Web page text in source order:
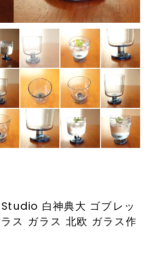
白神典大 ゴブレッ
ス ガラス 北欧 ガラス作